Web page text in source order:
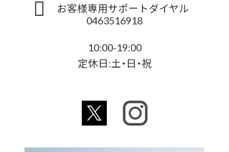
お客様専用サポートダイヤル
0463516918
10:00-19:00
定休日:土・日・祝